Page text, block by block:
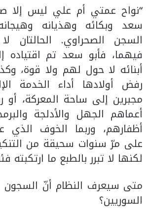
“نواح عمتي أم علي ليس إلا
سعد وبكائه وهذيانه
السجن الصحراوي. الحالتان
فيهما، فأبو سعد تم
أبنائه لا حول لهم ولا قوة،
رفض أولادها أداء الخدمة
مجبرين إلى ساحة المعركة، أو
أعماهم الجهل والأدلجة
أظفارهم، وربما الخوف الذي
على مرّ سنوات سحيقة من
لكنها لا تبرر بالطبع ما ارتكبته
متى سيعرف النظام أنّ السجون
السوريين؟